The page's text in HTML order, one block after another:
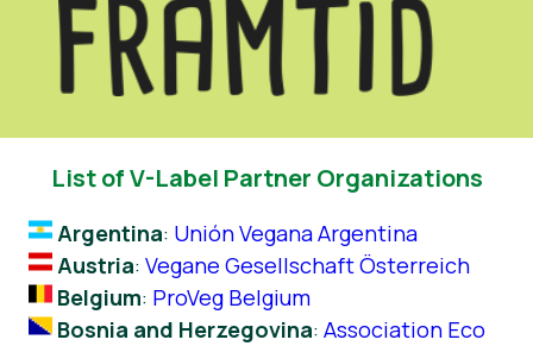
List of V-Label Partner Organizations
Argentina: Unión Vegana Argentina
Austria: Vegane Gesellschaft Österreich
Belgium: ProVeg Belgium
Bosnia and Herzegovina: Association Eco